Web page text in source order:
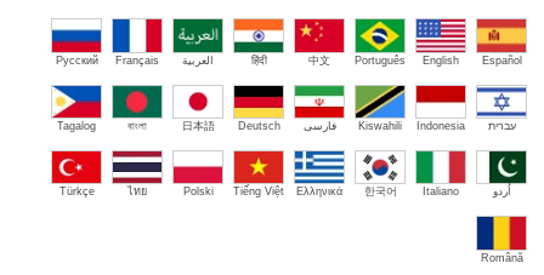
Español
English
Português
中文
हिंदी العربية Français
Русский
עברית Indonesia
Kiswahili فارسی Deutsch
日本語
বাংলা
Tagalog
اُردو Italiano
한국어
Ελληνικά
Tiếng Việt
Polski
ไทย
Türkçe
Română